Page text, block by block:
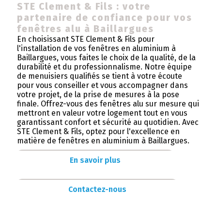
STE Clement & Fils : votre
partenaire de confiance pour vos
fenêtres alu à Baillargues
En choisissant STE Clement & Fils pour
l'installation de vos fenêtres en aluminium à
Baillargues, vous faites le choix de la qualité, de la
durabilité et du professionnalisme. Notre équipe
de menuisiers qualifiés se tient à votre écoute
pour vous conseiller et vous accompagner dans
votre projet, de la prise de mesures à la pose
finale. Offrez-vous des fenêtres alu sur mesure qui
mettront en valeur votre logement tout en vous
garantissant confort et sécurité au quotidien. Avec
STE Clement & Fils, optez pour l'excellence en
matière de fenêtres en aluminium à Baillargues.
En savoir plus
Contactez-nous